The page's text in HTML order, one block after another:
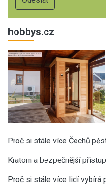
hobbys.cz
Proč si stále více Čechů
Kratom a bezpečnější
Proč si stále více lidí vybírá